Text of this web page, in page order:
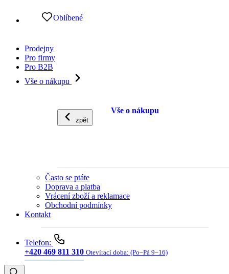
Oblíbené
Prodejny
Pro firmy
Pro B2B
Vše o nákupu
zpět
Vše o nákupu
Často se ptáte
Doprava a platba
Vrácení zboží a reklamace
Obchodní podmínky
Kontakt
Telefon:
+420 469 811 310 Otevírací doba: (Po–Pá 9–16)